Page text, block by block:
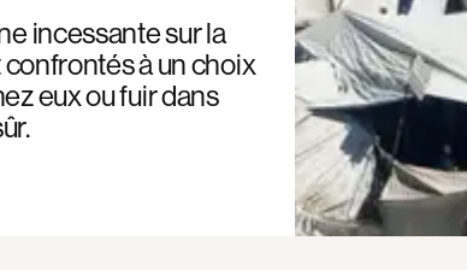
incessante sur la
confrontés à un choix
eux ou fuir dans